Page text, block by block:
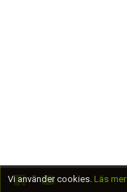
Vi använder cookies. Läs mer